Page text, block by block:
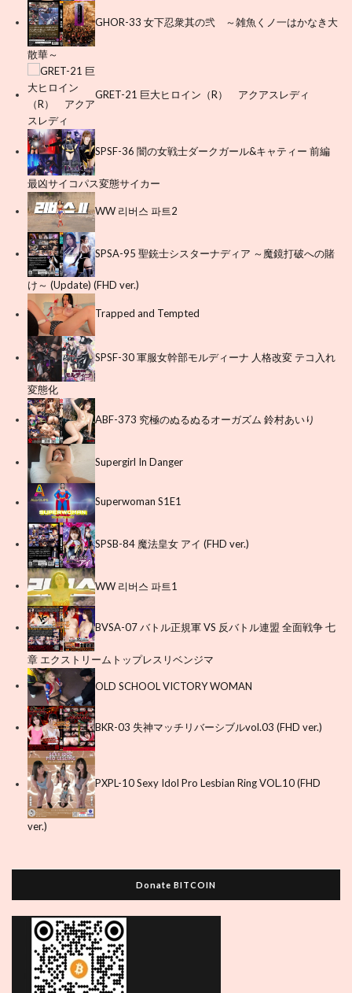
GHOR-33 女下忍衆其の弐 ～雑魚くノ一はかなき大
散華～
GRET-21 巨大ヒロイン（R） アクアスレディ
SPSF-36 闇の女戦士ダークガール&キャティー 前編
最凶サイコパス変態サイカー
WW 리버스 파트2
SPSA-95 聖銃士シスターナディア ～魔鏡打破への賭
け～ (Update) (FHD ver.)
Trapped and Tempted
SPSF-30 軍服女幹部モルディーナ 人格改変 テコ入れ
変態化
ABF-373 究極のぬるぬるオーガズム 鈴村あいり
Supergirl In Danger
Superwoman S1E1
SPSB-84 魔法皇女 アイ (FHD ver.)
WW 리버스 파트1
BVSA-07 バトル正規軍 VS 反バトル連盟 全面戦争 七
章 エクストリームトップレスリベンジマ
OLD SCHOOL VICTORY WOMAN
BKR-03 失神マッチリバーシブルvol.03 (FHD ver.)
PXPL-10 Sexy Idol Pro Lesbian Ring VOL.10 (FHD
ver.)
Donate BITCOIN